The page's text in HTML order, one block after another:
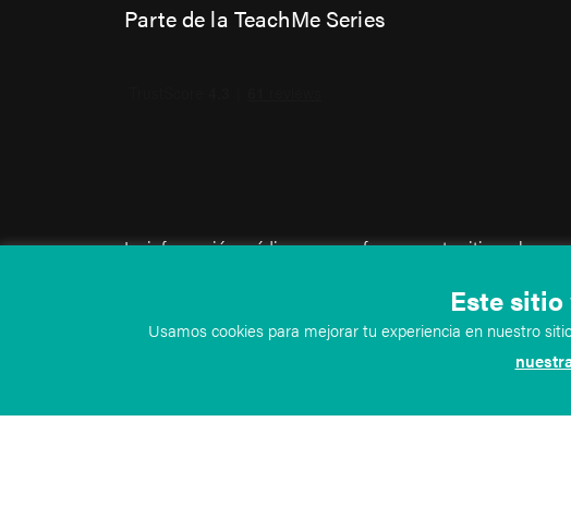
Parte de la TeachMe Series
La información médica que se ofrece en este sitio web se
para fines de diagnóstico o tratamiento. Esta información
tiene fines educativos en el ámbito médico, no crea
paciente y no debe utilizarse como sustituto del
Este
Usamos cookies para mejorar tu experiencia en nuestro